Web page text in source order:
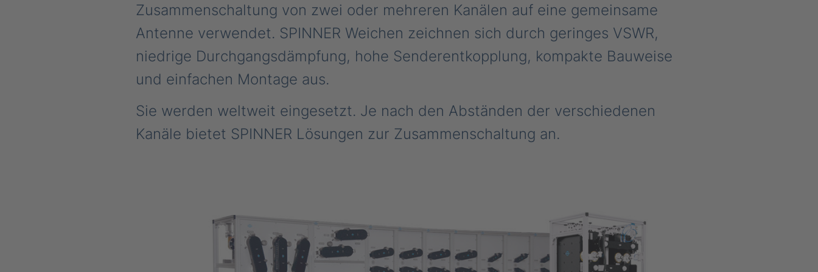
Zusammenschaltung von zwei oder mehreren Kanälen auf eine gemeinsame
Antenne verwendet. SPINNER Weichen zeichnen sich durch geringes VSWR,
niedrige Durchgangsdämpfung, hohe Senderentkopplung, kompakte Bauweise
und einfachen Montage aus.
Sie werden weltweit eingesetzt. Je nach den Abständen der verschiedenen
Kanäle bietet SPINNER Lösungen zur Zusammenschaltung an.